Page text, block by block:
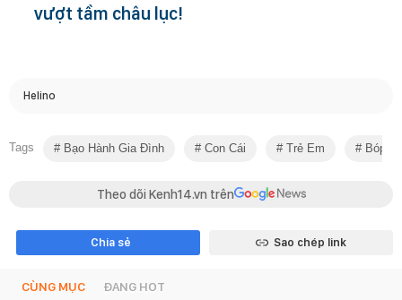
vượt tầm châu lục!
Helino
Tags Bạo Hành Gia Đình Con Cái Trẻ Em Bóp
Theo dõi Kenh14.vn trên
Chia sẻ Sao chép link
CÙNG MỤC ĐANG HOT